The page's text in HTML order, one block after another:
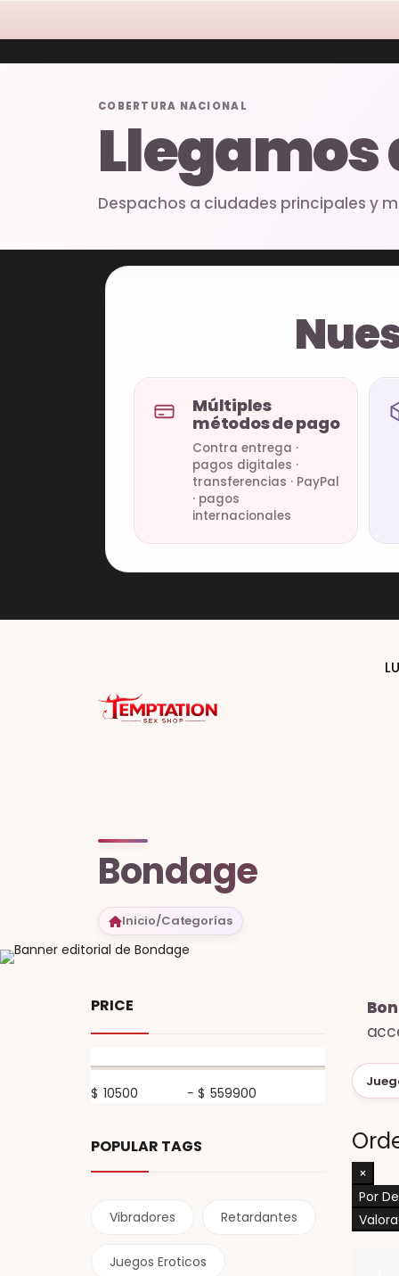
COBERTURA NACIONAL
Llegamos
Despachos a ciudades principales y
Múltiples
métodos de pago
Contra entrega ·
pagos digitales ·
transferencias · PayPal
· pagos
internacionales
Bondage
Inicio/Categorías
PRICE
$ - $
POPULAR TAGS
Vibradores Retardantes
Juegos Eroticos
×
Por